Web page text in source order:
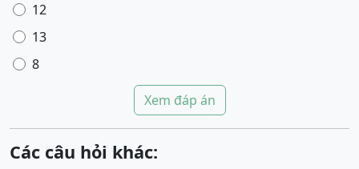
12
13
8
Xem đáp án
Các câu hỏi khác: